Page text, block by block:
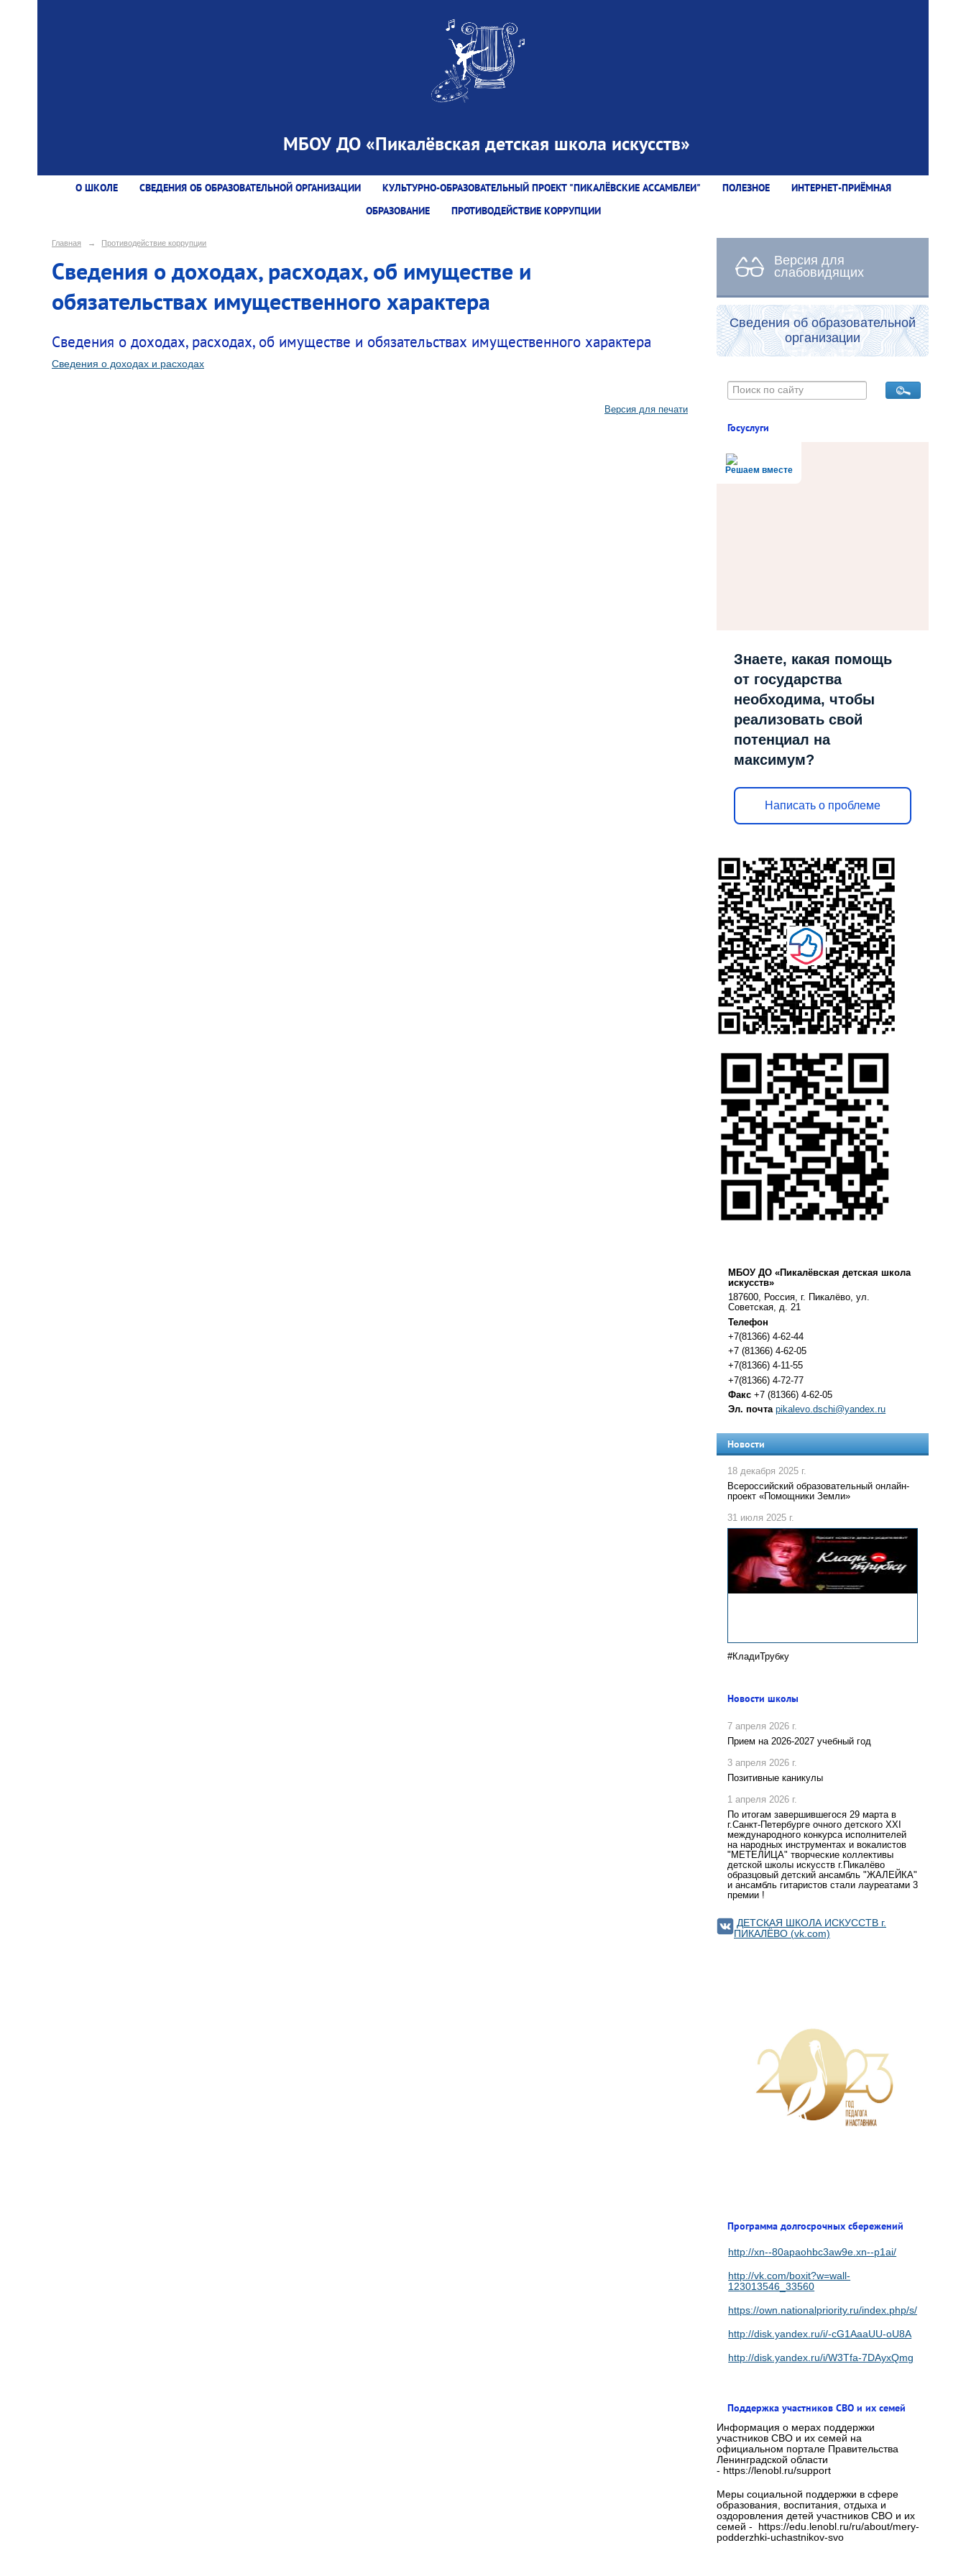
МБОУ ДО «Пикалёвская детская школа искусств»
О ШКОЛЕ СВЕДЕНИЯ ОБ ОБРАЗОВАТЕЛЬНОЙ ОРГАНИЗАЦИИ КУЛЬТУРНО-ОБРАЗОВАТЕЛЬНЫЙ ПРОЕКТ "ПИКАЛЁВСКИЕ АССАМБЛЕИ" ПОЛЕЗНОЕ
ИНТЕРНЕТ-ПРИЁМНАЯ
ОБРАЗОВАНИЕ
ПРОТИВОДЕЙСТВИЕ КОРРУПЦИИ
Главная → Противодействие коррупции
Сведения о доходах, расходах, об имуществе и
обязательствах имущественного характера
Сведения о доходах, расходах, об имуществе и обязательствах имущественного характера
Сведения о доходах и расходах
Версия для печати
Версия для
слабовидящих
Сведения об образовательной
организации
Госуслуги
Решаем вместе
Знаете, какая помощь
от государства
необходима, чтобы
реализовать свой
потенциал на
максимум?
Написать о проблеме
МБОУ ДО «Пикалёвская детская школа
искусств»
187600, Россия, г. Пикалёво, ул.
Советская, д. 21
Телефон
+7(81366) 4-62-44
+7 (81366) 4-62-05
+7(81366) 4-11-55
+7(81366) 4-72-77
Факс +7 (81366) 4-62-05
Эл. почта pikalevo.dschi@yandex.ru
Новости
18 декабря 2025 г.
Всероссийский образовательный онлайн-
проект «Помощники Земли»
31 июля 2025 г.
#КладиТрубку
Новости школы
7 апреля 2026 г.
Прием на 2026-2027 учебный год
3 апреля 2026 г.
Позитивные каникулы
1 апреля 2026 г.
По итогам завершившегося 29 марта в
г.Санкт-Петербурге очного детского XXI
международного конкурса исполнителей
на народных инструментах и вокалистов
"МЕТЕЛИЦА" творческие коллективы
детской школы искусств г.Пикалёво
образцовый детский ансамбль "ЖАЛЕЙКА"
и ансамбль гитаристов стали лауреатами 3
премии !
ДЕТСКАЯ ШКОЛА ИСКУССТВ г.
ПИКАЛЁВО (vk.com)
Программа долгосрочных сбережений
http://xn--80apaohbc3aw9e.xn--p1ai/
http://vk.com/boxit?w=wall-
123013546_33560
https://own.nationalpriority.ru/index.php/s/
http://disk.yandex.ru/i/-cG1AaaUU-oU8A
http://disk.yandex.ru/i/W3Tfa-7DAyxQmg
Поддержка участников СВО и их семей
Информация о мерах поддержки
участников СВО и их семей на
официальном портале Правительства
Ленинградской области
- https://lenobl.ru/support
Меры социальной поддержки в сфере
образования, воспитания, отдыха и
оздоровления детей участников СВО и их
семей - https://edu.lenobl.ru/ru/about/mery-
podderzhki-uchastnikov-svo